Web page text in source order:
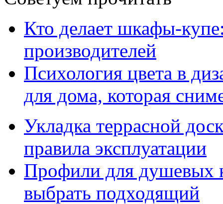
Кто делает шкафы-
производителей
Психология цвета в
для дома, которая
Укладка террасной
правила эксплуатации
Профили для душевых
выбрать подходящий